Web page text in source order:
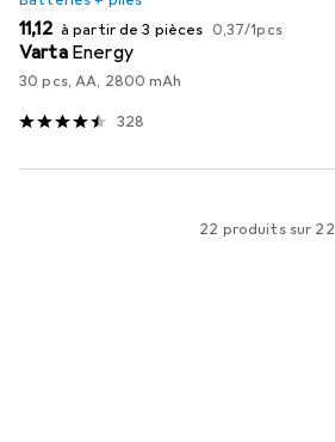
EUR
11,12 à partir de 3 pièces EUR
0,37/1pcs
Varta Energy
30 pcs, AA, 2800 mAh
328
22 produits sur 22